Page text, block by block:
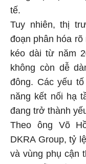
tế.
Tuy nhiên, thị
đoạn phân hóa
kéo dài từ năm
không còn dễ
đông. Các yếu
năng kết nối hạ
đang trở thành
Theo ông Võ
DKRA Group, tỷ
và vùng phụ cận